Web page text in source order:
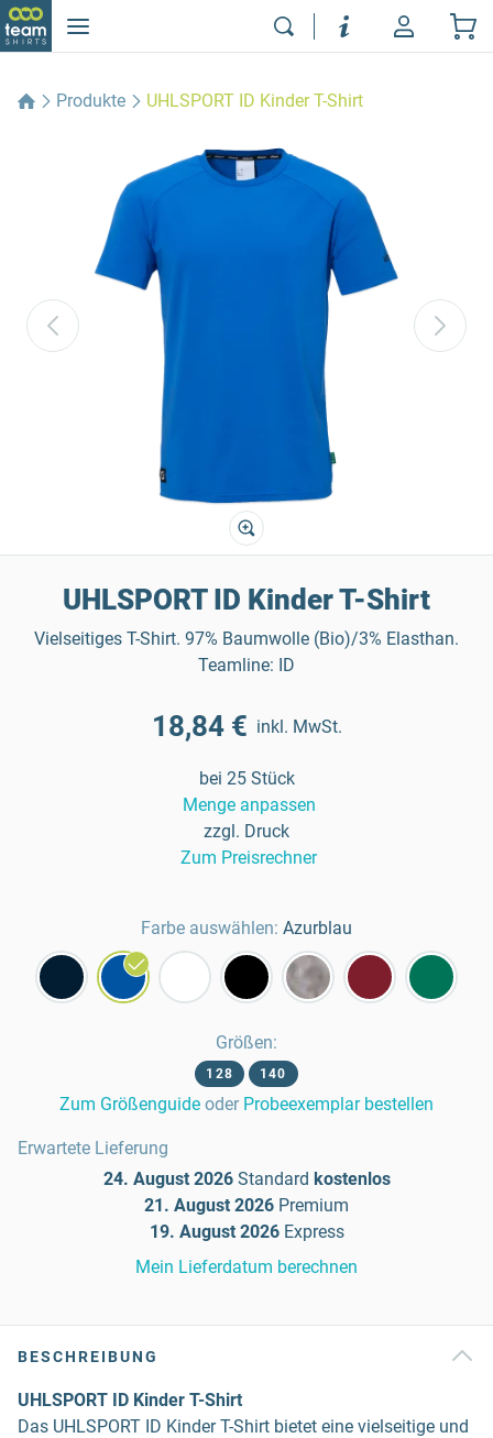
Produkte UHLSPORT ID Kinder T-Shirt
UHLSPORT ID Kinder T-Shirt
Vielseitiges T-Shirt. 97% Baumwolle (Bio)/3% Elasthan.
Teamline: ID
18,84 € inkl. MwSt.
bei 25 Stück
Menge anpassen
zzgl. Druck
Zum Preisrechner
Farbe auswählen: Azurblau
Größen:
128 140
Zum Größenguide oder Probeexemplar bestellen
Erwartete Lieferung
24. August 2026 Standard kostenlos
21. August 2026 Premium
19. August 2026 Express
Mein Lieferdatum berechnen
BESCHREIBUNG
UHLSPORT ID Kinder T-Shirt
Das UHLSPORT ID Kinder T-Shirt bietet eine vielseitige und